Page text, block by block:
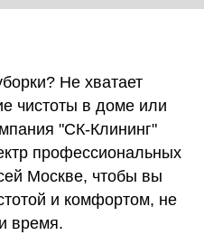
Не хватает
чистоты в доме или
"СК-Клининг"
профессиональных
Москве, чтобы вы
и комфортом, не
время.